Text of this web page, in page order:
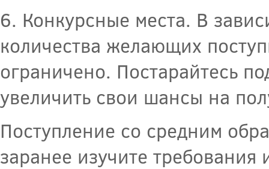
6. Конкурсные места. В
количества желающих
ограничено. Постарайтесь
увеличить свои шансы на
Поступление со средним
заранее изучите